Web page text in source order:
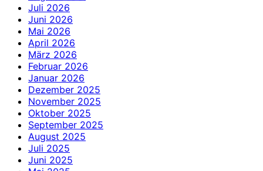
Juli 2026
Juni 2026
Mai 2026
April 2026
März 2026
Februar 2026
Januar 2026
Dezember 2025
November 2025
Oktober 2025
September 2025
August 2025
Juli 2025
Juni 2025